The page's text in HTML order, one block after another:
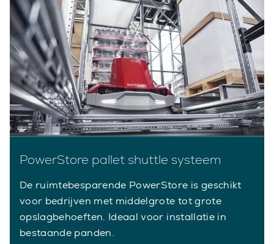
PowerStore pallet shuttle systeem
De ruimtebesparende PowerStore is geschikt
voor bedrijven met middelgrote tot grote
opslagbehoeften. Ideaal voor installatie in
bestaande panden.